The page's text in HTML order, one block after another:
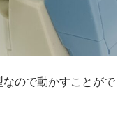
ので動かすことがで